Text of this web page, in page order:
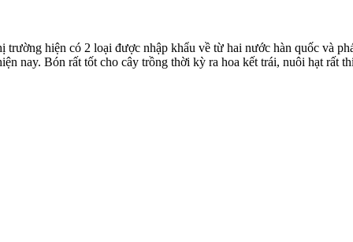
hiện có 2 loại được nhập khẩu về từ hai nước hàn quốc và
nay. Bón rất tốt cho cây trồng thời kỳ ra hoa kết trái, nuôi hạt rất